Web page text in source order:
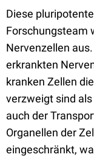
Diese
Forschungsteam
Nervenzellen
erkrankten
kranken Zellen
verzweigt sind
auch der
Organellen der
eingeschränkt,